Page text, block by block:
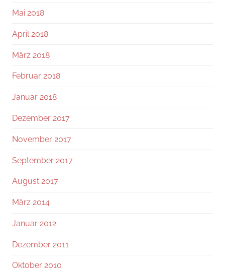
Mai 2018
April 2018
März 2018
Februar 2018
Januar 2018
Dezember 2017
November 2017
September 2017
August 2017
März 2014
Januar 2012
Dezember 2011
Oktober 2010